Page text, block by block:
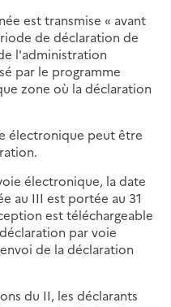
est transmise « avant
de déclaration de
l'administration
par le programme
zone où la déclaration
électronique peut être
électronique, la date
au III est portée au 31
est téléchargeable
par voie
de la déclaration
du II, les déclarants